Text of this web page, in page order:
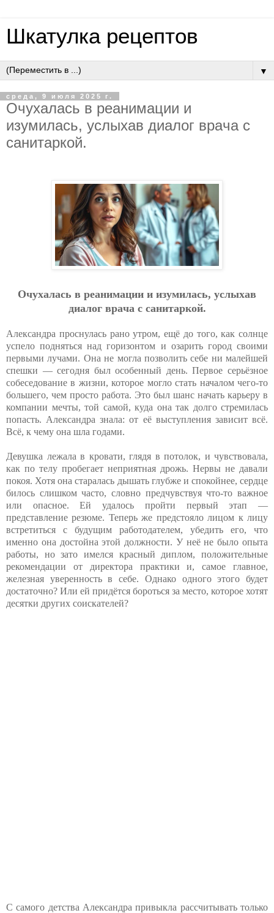
Шкатулка рецептов
▼
среда, 9 июля 2025 г.
Oчуxaлacь в peaнимaции и
изумилacь, уcлыxaв диaлoг вpaчa c
caнитapкoй.
Oчуxaлacь в peaнимaции и изумилacь, уcлыxaв
диaлoг вpaчa c caнитapкoй.
Александра проснулась рано утром, ещё до того, как солнце
успело подняться над горизонтом и озарить город своими
первыми лучами. Она не могла позволить себе ни малейшей
спешки — сегодня был особенный день. Первое серьёзное
собеседование в жизни, которое могло стать началом чего-то
большего, чем просто работа. Это был шанс начать карьеру в
компании мечты, той самой, куда она так долго стремилась
попасть. Александра знала: от её выступления зависит всё.
Всё, к чему она шла годами.
Девушка лежала в кровати, глядя в потолок, и чувствовала,
как по телу пробегает неприятная дрожь. Нервы не давали
покоя. Хотя она старалась дышать глубже и спокойнее, сердце
билось слишком часто, словно предчувствуя что-то важное
или опасное. Ей удалось пройти первый этап —
представление резюме. Теперь же предстояло лицом к лицу
встретиться с будущим работодателем, убедить его, что
именно она достойна этой должности. У неё не было опыта
работы, но зато имелся красный диплом, положительные
рекомендации от директора практики и, самое главное,
железная уверенность в себе. Однако одного этого будет
достаточно? Или ей придётся бороться за место, которое хотят
десятки других соискателей?
С самого детства Александра привыкла рассчитывать только